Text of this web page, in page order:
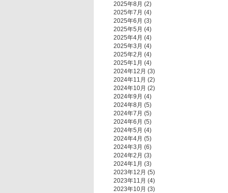
2025年8月 (2)
2025年7月 (4)
2025年6月 (3)
2025年5月 (4)
2025年4月 (4)
2025年3月 (4)
2025年2月 (4)
2025年1月 (4)
2024年12月 (3)
2024年11月 (2)
2024年10月 (2)
2024年9月 (4)
2024年8月 (5)
2024年7月 (5)
2024年6月 (5)
2024年5月 (4)
2024年4月 (5)
2024年3月 (6)
2024年2月 (3)
2024年1月 (3)
2023年12月 (5)
2023年11月 (4)
2023年10月 (3)